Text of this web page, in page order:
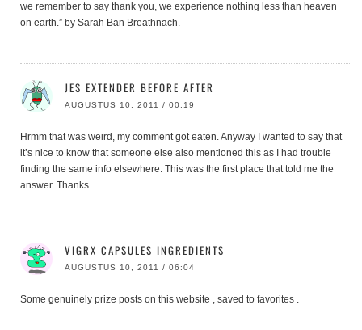
we remember to say thank you, we experience nothing less than heaven
on earth.” by Sarah Ban Breathnach.
JES EXTENDER BEFORE AFTER
AUGUSTUS 10, 2011 / 00:19
Hrmm that was weird, my comment got eaten. Anyway I wanted to say that
it’s nice to know that someone else also mentioned this as I had trouble
finding the same info elsewhere. This was the first place that told me the
answer. Thanks.
VIGRX CAPSULES INGREDIENTS
AUGUSTUS 10, 2011 / 06:04
Some genuinely prize posts on this website , saved to favorites .